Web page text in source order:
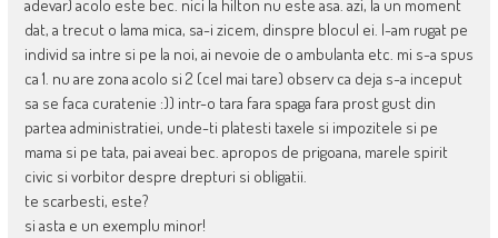
adevar) acolo este bec. nici la hilton nu este asa. azi, la un moment
dat, a trecut o lama mica, sa-i zicem, dinspre blocul ei. l-am rugat pe
individ sa intre si pe la noi, ai nevoie de o ambulanta etc. mi s-a spus
ca 1. nu are zona acolo si 2 (cel mai tare) observ ca deja s-a inceput
sa se faca curatenie :)) intr-o tara fara spaga fara prost gust din
partea administratiei, unde-ti platesti taxele si impozitele si pe
mama si pe tata, pai aveai bec. apropos de prigoana, marele spirit
civic si vorbitor despre drepturi si obligatii.
te scarbesti, este?
si asta e un exemplu minor!